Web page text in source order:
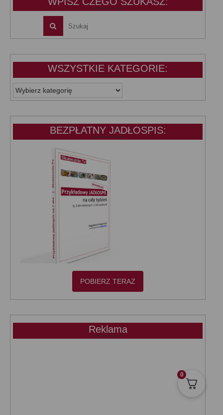
WSZYSTKIE KATEGORIE:
WSZYSTKIE
KATEGORIE:
BEZPŁATNY JADŁOSPIS:
POBIERZ TERAZ
Reklama
0